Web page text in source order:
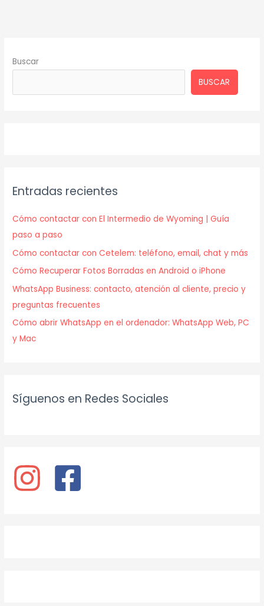
Buscar
BUSCAR
Entradas recientes
Cómo contactar con El Intermedio de Wyoming | Guía
paso a paso
Cómo contactar con Cetelem: teléfono, email, chat y más
Cómo Recuperar Fotos Borradas en Android o iPhone
WhatsApp Business: contacto, atención al cliente, precio y
preguntas frecuentes
Cómo abrir WhatsApp en el ordenador: WhatsApp Web, PC
y Mac
Síguenos en Redes Sociales